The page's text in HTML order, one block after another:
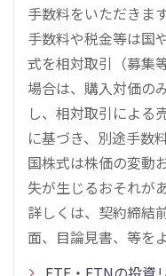
手数料をいただきま
手数料や税金等は国
式を相対取引（募集
場合は、購入対価の
し、相対取引による
に基づき、別途手数
国株式は株価の変動
失が生じるおそれが
詳しくは、契約締結
面、目論見書、等を